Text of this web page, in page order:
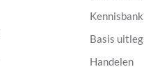
Kennisbank
Basis uitleg
Handelen